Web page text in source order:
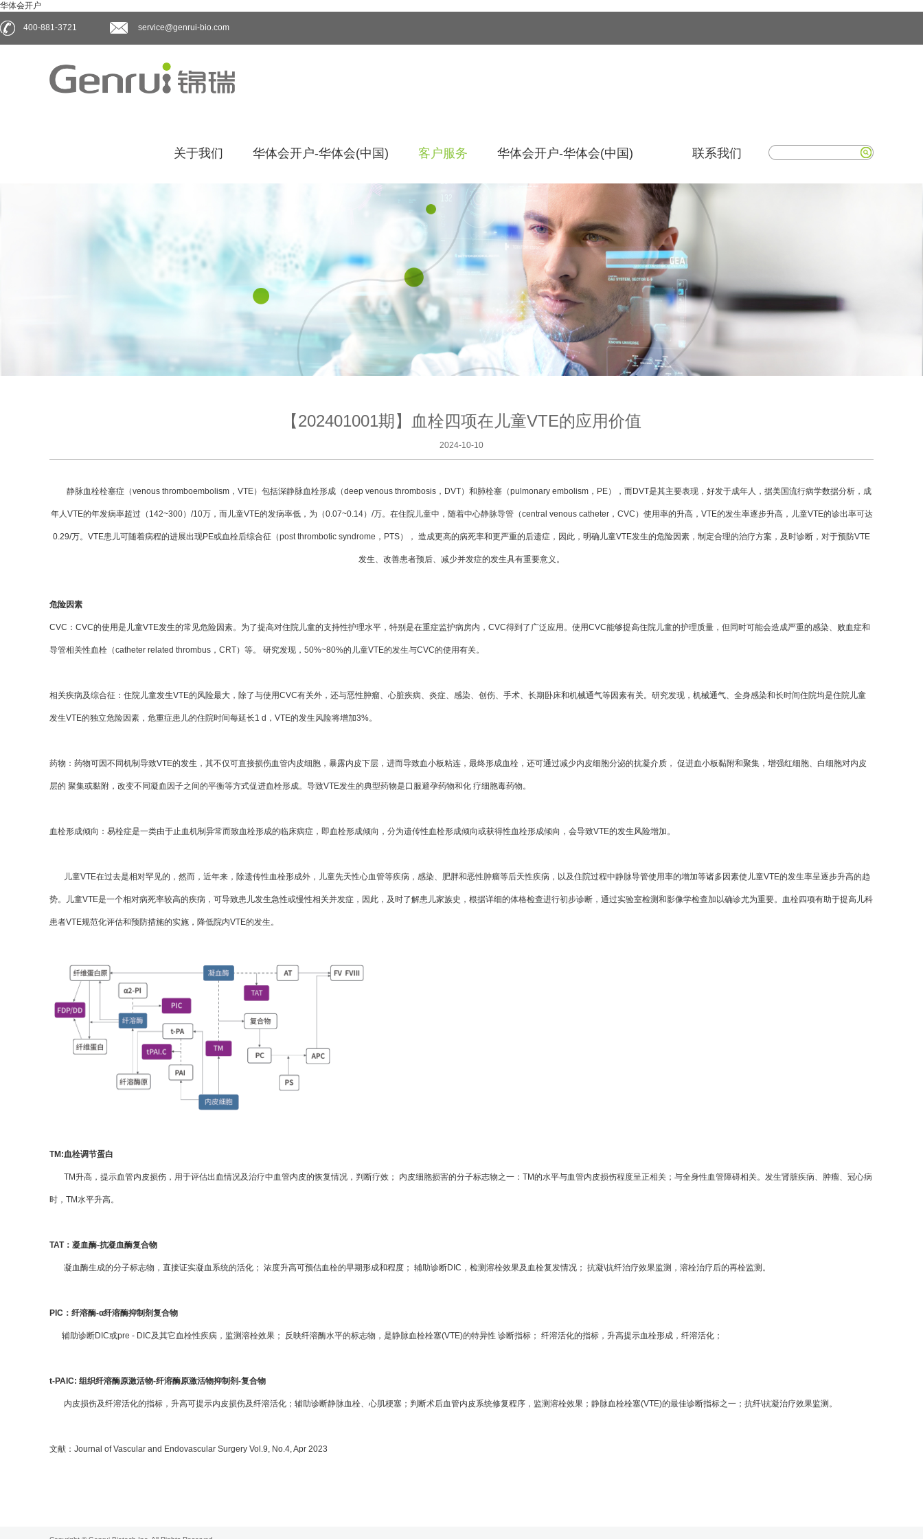
华体会开户
400-881-3721 service@genrui-bio.com
关于我们 华体会开户-华体会(中国) 客户服务 华体会开户-华体会(中国) 联系我们
【202401001期】血栓四项在儿童VTE的应用价值
2024-10-10
静脉血栓栓塞症（venous thromboembolism，VTE）包括深静脉血栓形成（deep venous thrombosis，DVT）和肺栓塞（pulmonary embolism，PE），而DVT是其主要表现，好发于成年人，据美国流行病学数据分析，成
年人VTE的年发病率超过（142~300）/10万，而儿童VTE的发病率低，为（0.07~0.14）/万。在住院儿童中，随着中心静脉导管（central venous catheter，CVC）使用率的升高，VTE的发生率逐步升高，儿童VTE的诊出率可达
0.29/万。VTE患儿可随着病程的进展出现PE或血栓后综合征（post thrombotic syndrome，PTS）， 造成更高的病死率和更严重的后遗症，因此，明确儿童VTE发生的危险因素，制定合理的治疗方案，及时诊断，对于预防VTE
发生、改善患者预后、减少并发症的发生具有重要意义。
危险因素
CVC：CVC的使用是儿童VTE发生的常见危险因素。为了提高对住院儿童的支持性护理水平，特别是在重症监护病房内，CVC得到了广泛应用。使用CVC能够提高住院儿童的护理质量，但同时可能会造成严重的感染、败血症和
导管相关性血栓（catheter related thrombus，CRT）等。 研究发现，50%~80%的儿童VTE的发生与CVC的使用有关。
相关疾病及综合征：住院儿童发生VTE的风险最大，除了与使用CVC有关外，还与恶性肿瘤、心脏疾病、炎症、感染、创伤、手术、长期卧床和机械通气等因素有关。研究发现，机械通气、全身感染和长时间住院均是住院儿童
发生VTE的独立危险因素，危重症患儿的住院时间每延长1 d，VTE的发生风险将增加3%。
药物：药物可因不同机制导致VTE的发生，其不仅可直接损伤血管内皮细胞，暴露内皮下层，进而导致血小板粘连，最终形成血栓，还可通过减少内皮细胞分泌的抗凝介质， 促进血小板黏附和聚集，增强红细胞、白细胞对内皮
层的 聚集或黏附，改变不同凝血因子之间的平衡等方式促进血栓形成。导致VTE发生的典型药物是口服避孕药物和化 疗细胞毒药物。
血栓形成倾向：易栓症是一类由于止血机制异常而致血栓形成的临床病症，即血栓形成倾向，分为遗传性血栓形成倾向或获得性血栓形成倾向，会导致VTE的发生风险增加。
儿童VTE在过去是相对罕见的，然而，近年来，除遗传性血栓形成外，儿童先天性心血管等疾病，感染、肥胖和恶性肿瘤等后天性疾病，以及住院过程中静脉导管使用率的增加等诸多因素使儿童VTE的发生率呈逐步升高的趋
势。儿童VTE是一个相对病死率较高的疾病，可导致患儿发生急性或慢性相关并发症，因此，及时了解患儿家族史，根据详细的体格检查进行初步诊断，通过实验室检测和影像学检查加以确诊尤为重要。血栓四项有助于提高儿科
患者VTE规范化评估和预防措施的实施，降低院内VTE的发生。
TM:血栓调节蛋白
TM升高，提示血管内皮损伤，用于评估出血情况及治疗中血管内皮的恢复情况，判断疗效； 内皮细胞损害的分子标志物之一：TM的水平与血管内皮损伤程度呈正相关；与全身性血管障碍相关。发生肾脏疾病、肿瘤、冠心病
时，TM水平升高。
TAT： 凝血酶-抗凝血酶复合物
凝血酶生成的分子标志物，直接证实凝血系统的活化； 浓度升高可预估血栓的早期形成和程度； 辅助诊断DIC，检测溶栓效果及血栓复发情况； 抗凝\抗纤治疗效果监测，溶栓治疗后的再栓监测。
PIC： 纤溶酶-α纤溶酶抑制剂复合物
辅助诊断DIC或pre - DIC及其它血栓性疾病，监测溶栓效果； 反映纤溶酶水平的标志物，是静脉血栓栓塞(VTE)的特异性 诊断指标； 纤溶活化的指标，升高提示血栓形成，纤溶活化；
t-PAIC: 组织纤溶酶原激活物-纤溶酶原激活物抑制剂-复合物
内皮损伤及纤溶活化的指标，升高可提示内皮损伤及纤溶活化；辅助诊断静脉血栓、心肌梗塞；判断术后血管内皮系统修复程序，监测溶栓效果；静脉血栓栓塞(VTE)的最佳诊断指标之一；抗纤\抗凝治疗效果监测。
文献：Journal of Vascular and Endovascular Surgery Vol.9, No.4, Apr 2023